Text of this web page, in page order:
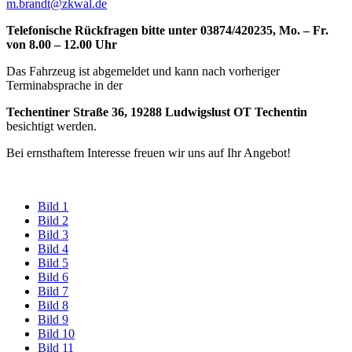
m.brandt@zkwal.de
Telefonische Rückfragen bitte unter 03874/420235, Mo. – Fr.
von 8.00 – 12.00 Uhr
Das Fahrzeug ist abgemeldet und kann nach vorheriger
Terminabsprache in der
Techentiner Straße 36, 19288 Ludwigslust OT Techentin
besichtigt werden.
Bei ernsthaftem Interesse freuen wir uns auf Ihr Angebot!
Bild 1
Bild 2
Bild 3
Bild 4
Bild 5
Bild 6
Bild 7
Bild 8
Bild 9
Bild 10
Bild 11